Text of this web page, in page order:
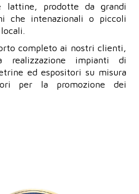
lattine, prodotte da grandi
che intenazionali o piccoli
completo ai nostri clienti,
realizzazione impianti di
ed espositori su misura
per la promozione dei